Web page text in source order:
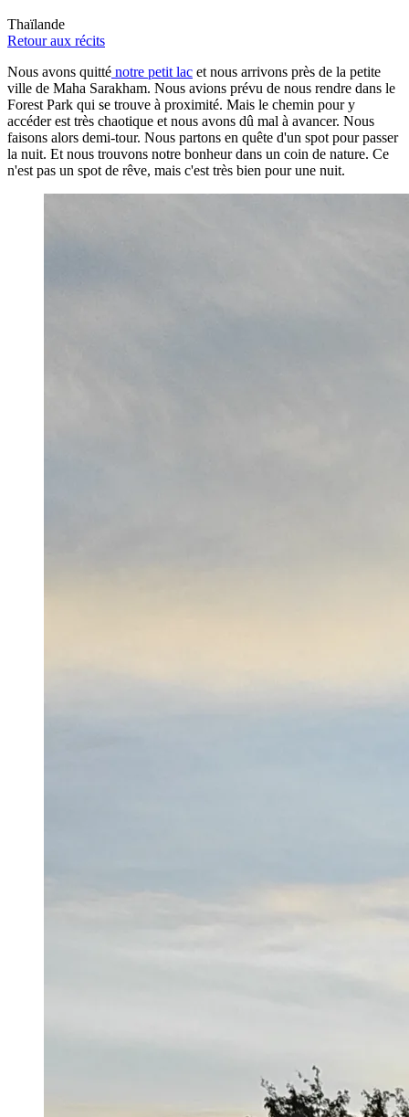
Thaïlande
Retour aux récits
Nous avons quitté notre petit lac et nous arrivons près de la petite
ville de Maha Sarakham. Nous avions prévu de nous rendre dans le
Forest Park qui se trouve à proximité. Mais le chemin pour y
accéder est très chaotique et nous avons dû mal à avancer. Nous
faisons alors demi-tour. Nous partons en quête d'un spot pour passer
la nuit. Et nous trouvons notre bonheur dans un coin de nature. Ce
n'est pas un spot de rêve, mais c'est très bien pour une nuit.